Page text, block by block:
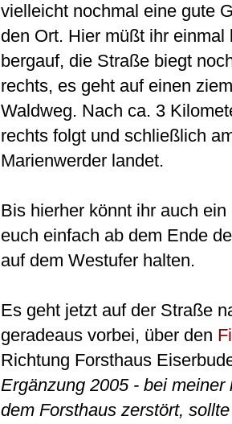
vielleicht nochmal eine gute
den Ort. Hier müßt ihr
bergauf, die Straße biegt
rechts, es geht auf einen
Waldweg. Nach ca. 3
rechts folgt und schließlich
Marienwerder landet.
Bis hierher könnt ihr auch
euch einfach ab dem Ende
auf dem Westufer halten.
Es geht jetzt auf der Straße
geradeaus vorbei, über den
Richtung Forsthaus
Ergänzung 2005 - bei
dem Forsthaus zerstört,